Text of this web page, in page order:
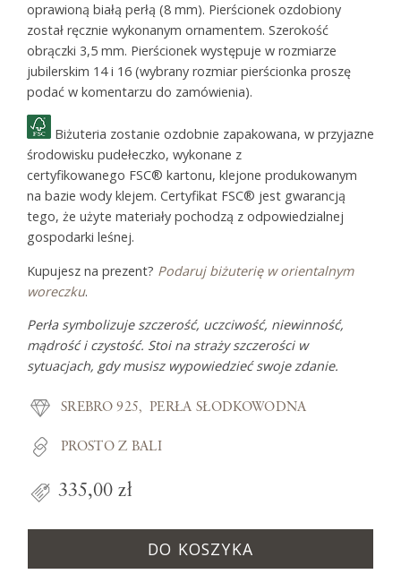
oprawioną białą perłą (8 mm). Pierścionek ozdobiony
został ręcznie wykonanym ornamentem. Szerokość
obrączki 3,5 mm. Pierścionek występuje w rozmiarze
jubilerskim 14 i 16 (wybrany rozmiar pierścionka proszę
podać w komentarzu do zamówienia).
Biżuteria zostanie ozdobnie zapakowana, w przyjazne
środowisku pudełeczko, wykonane z
certyfikowanego FSC® kartonu, klejone produkowanym
na bazie wody klejem. Certyfikat FSC® jest gwarancją
tego, że użyte materiały pochodzą z odpowiedzialnej
gospodarki leśnej.
Kupujesz na prezent? Podaruj biżuterię w orientalnym
woreczku.
Perła symbolizuje szczerość, uczciwość, niewinność,
mądrość i czystość. Stoi na strażyszczerościw
sytuacjach, gdy musisz wypowiedzieć swoje zdanie.
SREBRO 925 PERŁA SŁODKOWODNA
PROSTO Z BALI
335,00 zł
DO KOSZYKA